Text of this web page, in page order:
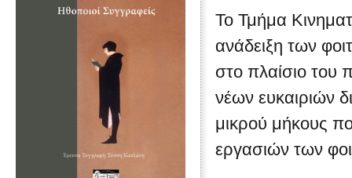
Το Τμήμα
ανάδειξη των
στο πλαίσιο του
νέων ευκαιριών
μικρού μήκους
εργασιών των